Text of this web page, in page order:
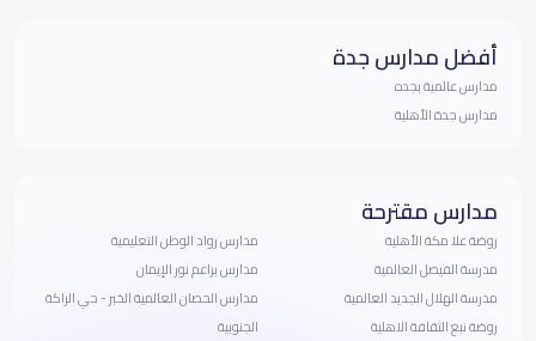
أفضل مدارس جدة
مدارس عالمية بجده
مدارس جدة الأهلية
مدارس مقترحة
روضة علا مكة الأهلية
مدرسة الفيصل العالمية
مدرسة الهلال الجديد العالمية
روضة نبع الثقافة الاهلية
مدارس رواد الوطن التعليمية
مدارس براعم نور الإيمان
مدارس الحصان العالمية الخبر - حي الراكة
الجنوبية